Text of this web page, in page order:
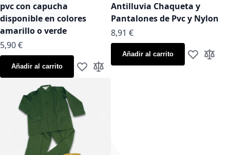
pvc con capucha
disponible en colores
amarillo o verde
As low as
5,90 €
Añadir al carrito Añadir a la Lista de Deseos
Añadir para comparar
Antilluvia Chaqueta y
Pantalones de Pvc y Nylon
As low as
8,91 €
Añadir al carrito Añadir a